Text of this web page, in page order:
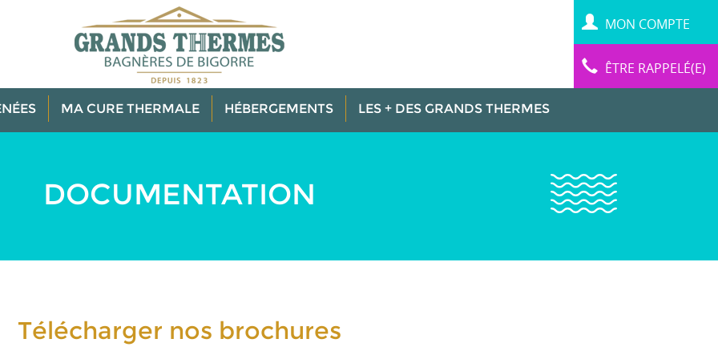
MON COMPTE
ÊTRE RAPPELÉ(E)
MA CURE THERMALE HÉBERGEMENTS LES + DES GRANDS THERMES
DOCUMENTATION
Télécharger nos brochures